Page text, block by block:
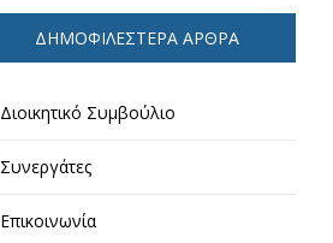
ΔΗΜΟΦΙΛΈΣΤΕΡΑ ΆΡΘΡΑ
Διοικητικό Συμβούλιο
Συνεργάτες
Επικοινωνία